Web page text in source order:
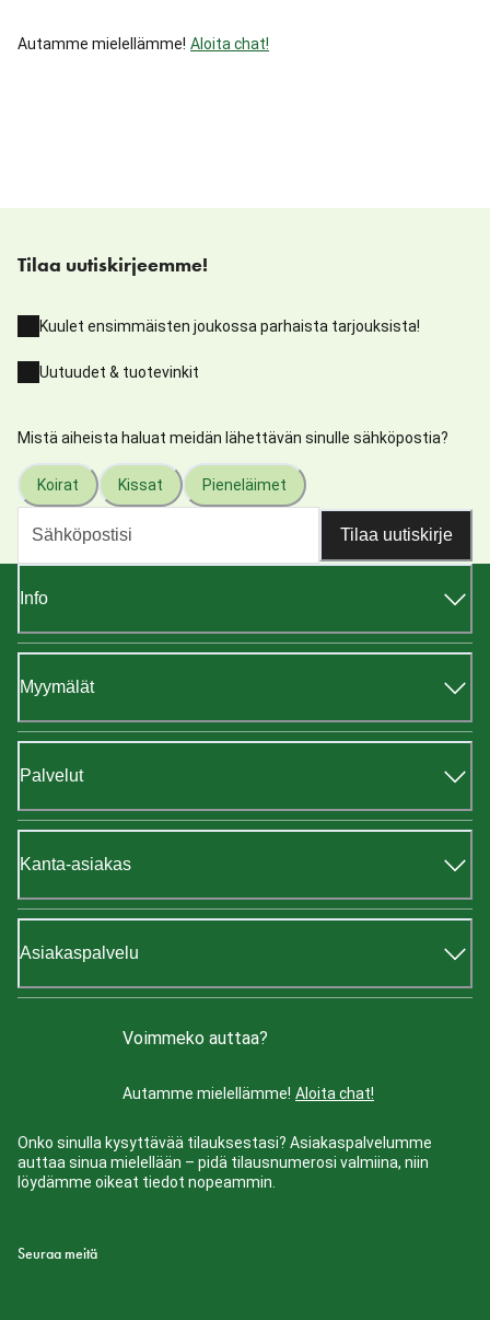
Autamme mielellämme! Aloita chat!
Tilaa uutiskirjeemme!
Kuulet ensimmäisten joukossa parhaista tarjouksista!
Uutuudet & tuotevinkit
Mistä aiheista haluat meidän lähettävän sinulle sähköpostia?
Koirat Kissat Pieneläimet
Tilaa uutiskirje
Info
Myymälät
Palvelut
Kanta-asiakas
Asiakaspalvelu
Voimmeko auttaa?
Autamme mielellämme! Aloita chat!
Onko sinulla kysyttävää tilauksestasi? Asiakaspalvelumme
auttaa sinua mielellään – pidä tilausnumerosi valmiina, niin
löydämme oikeat tiedot nopeammin.
Seuraa meitä